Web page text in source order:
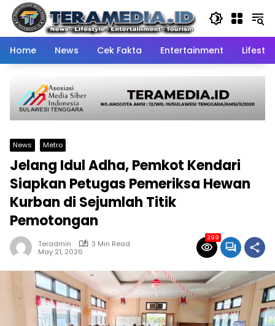
Skip
content
Home
News Cek Fakta Entertainment
News Metro
Jelang Idul Adha, Pemkot Kendari
Siapkan Petugas Pemeriksa Hewan
Kurban di Sejumlah Titik
Pemotongan
Teradmin
3 Min Read
May 21, 2026
399